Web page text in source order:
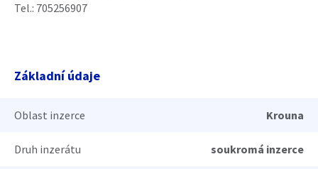
Tel.: 705256907
Základní údaje
Oblast inzerce Krouna
Druh inzerátu soukromá inzerce